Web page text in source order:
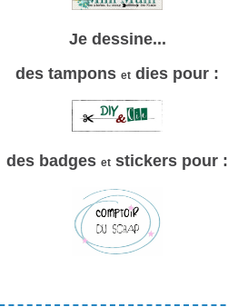
Je dessine...
des tampons et dies pour :
des badges et stickers pour :